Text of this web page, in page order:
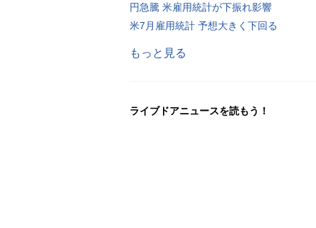
円急騰 米雇用統計が下振れ影響
米7月雇用統計 予想大きく下回る
もっと見る
ライブドアニュースを読もう！